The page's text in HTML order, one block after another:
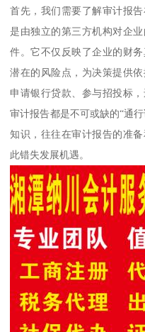
首先，我们需要了解审计报
是由独立的第三方机构对企
件。它不仅反映了企业的财
潜在的风险点，为决策提供
申请银行贷款、参与招投标
审计报告都是不可或缺的“通
知识，往往在审计报告的准
此错失发展机遇。